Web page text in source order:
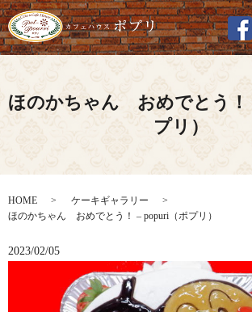
ほのかちゃん おめでとう！
プリ）
HOME
ケーキギャラリー
ほのかちゃん おめでとう！ – popuri（ポプリ）
2023/02/05